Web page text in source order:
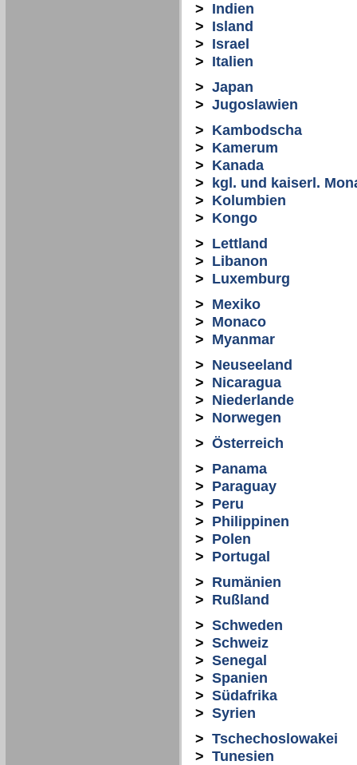
> Indien
> Island
> Israel
> Italien
> Japan
> Jugoslawien
> Kambodscha
> Kamerum
> Kanada
>
kgl. und kaiserl.
> Kolumbien
> Kongo
> Lettland
> Libanon
> Luxemburg
> Mexiko
> Monaco
> Myanmar
> Neuseeland
> Nicaragua
> Niederlande
> Norwegen
> Österreich
> Panama
> Paraguay
> Peru
> Philippinen
> Polen
> Portugal
> Rumänien
> Rußland
> Schweden
> Schweiz
> Senegal
> Spanien
> Südafrika
> Syrien
> Tschechoslowakei
> Tunesien